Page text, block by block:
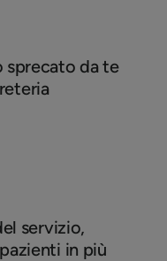
sprecato da te
servizio,
in più